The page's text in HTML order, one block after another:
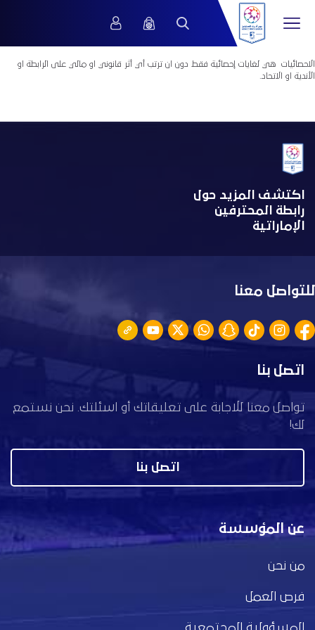
الاحصائيات هي لغايات إحصائية فقط دون ان ترتب أي أثر قانوني او مالي على الرابطة او
الأندية او الاتحاد.
اكتشف المزيد حول
رابطة المحترفين
الإماراتية
للتواصل معنا
اتصل بنا
تواصل معنا للاجابة على تعليقاتك أو اسئلتك. نحن نستمع
لك!
اتصل بنا
عن المؤسسة
من نحن
فرص العمل
المسؤولية المجتمعية